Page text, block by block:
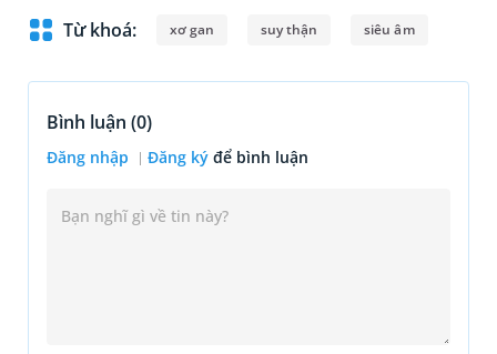
Từ khoá: xơ gan suy thận siêu âm
Bình luận (0)
Đăng nhập Đăng ký để bình luận